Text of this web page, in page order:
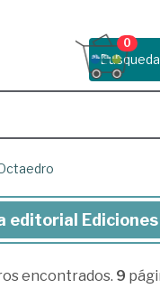
0
editorial
encontrados. 9